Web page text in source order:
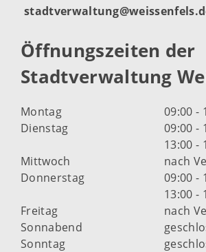
Öffnungszeiten der
Stadtverwaltung
Montag
09:00 -
Dienstag
09:00 -
13:00 -
Mittwoch
nach
Donnerstag
09:00 -
13:00 -
Freitag
nach
Sonnabend
Sonntag